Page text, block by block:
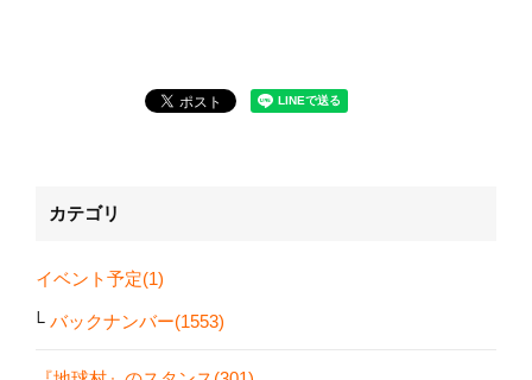
カテゴリ
イベント予定(1)
バックナンバー(1553)